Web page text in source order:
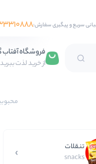
سریع و پیگیری سفارش:
تخمه هندوانه
فروشگاه آفتاب
از خرید لذت ببرید
تنقلات
snacks